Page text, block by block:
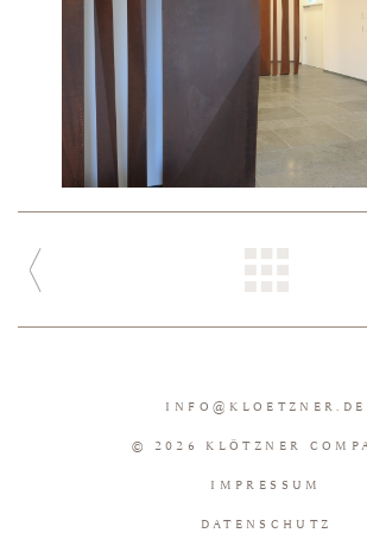
INFO @ KLOETZNER.DE
© 2026 KLÖTZNER
IMPRESSUM
DATENSCHUTZ